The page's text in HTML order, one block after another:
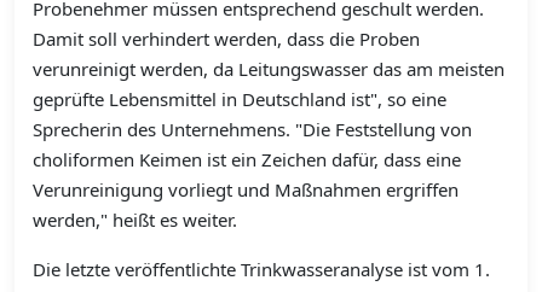
Probenehmer müssen entsprechend geschult werden.
Damit soll verhindert werden, dass die Proben
verunreinigt werden, da Leitungswasser das am meisten
geprüfte Lebensmittel in Deutschland ist", so eine
Sprecherin des Unternehmens. "Die Feststellung von
choliformen Keimen ist ein Zeichen dafür, dass eine
Verunreinigung vorliegt und Maßnahmen ergriffen
werden," heißt es weiter.
Die letzte veröffentlichte Trinkwasseranalyse ist vom 1.